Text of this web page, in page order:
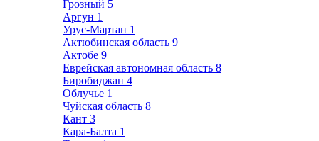
Грозный 5
Аргун 1
Урус-Мартан 1
Актюбинская область 9
Актобе 9
Еврейская автономная область 8
Биробиджан 4
Облучье 1
Чуйская область 8
Кант 3
Кара-Балта 1